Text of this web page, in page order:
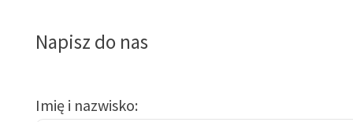
Napisz do nas
Imię i nazwisko